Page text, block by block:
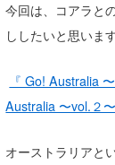
今回は、コアラと
ししたいと思います
『 Go! Australia
Australia 〜vol.２〜
オーストラリアと
ライター/寄稿メ